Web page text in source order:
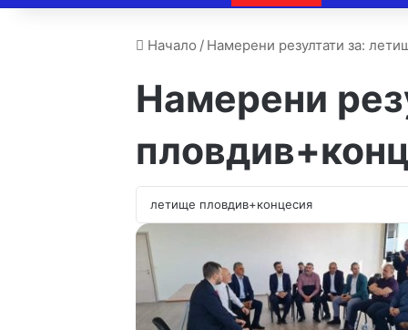
Начало / Намерени резултати за:
Намерени